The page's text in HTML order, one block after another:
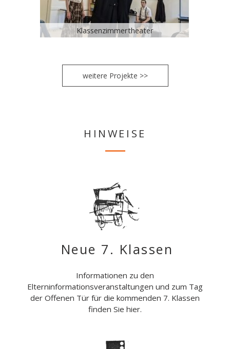
Klassenzimmertheater
weitere Projekte >>
HINWEISE
Neue 7. Klassen
Informationen zu den
Elterninformationsveranstaltungen und zum Tag
der Offenen Tür für die kommenden 7. Klassen
finden Sie hier.